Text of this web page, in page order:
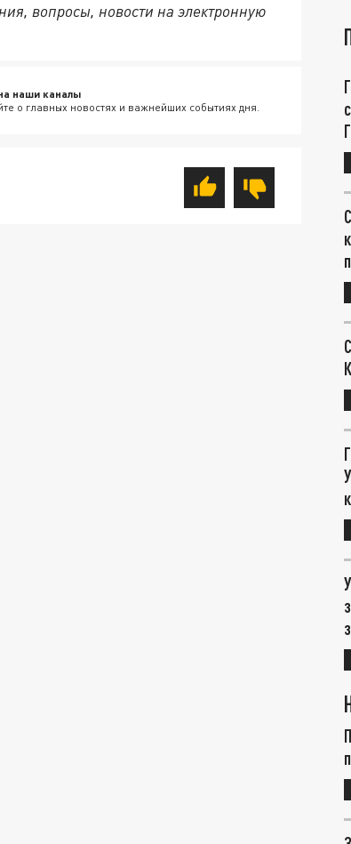
вопросы, новости на электронную
наши каналы
о главных новостях и важнейших событиях дня.